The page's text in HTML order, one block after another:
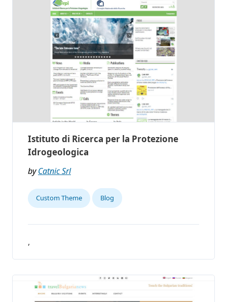
Istituto di Ricerca per la Protezione
Idrogeologica
byCatnic Srl
Custom Theme Blog
,